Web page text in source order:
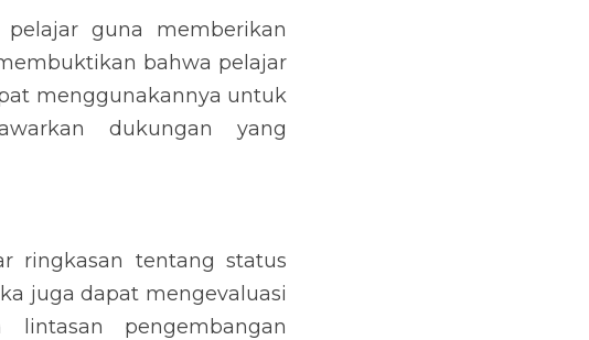
guna memberikan
bahwa pelajar
menggunakannya untuk
dukungan yang
ringkasan tentang status
juga dapat mengevaluasi
pengembangan